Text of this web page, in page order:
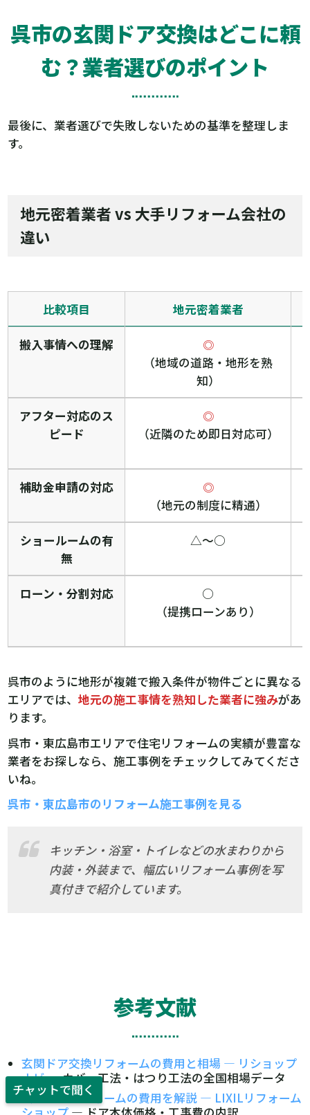
呉市の玄関ドア交換はどこに頼
む？業者選びのポイント
最後に、業者選びで失敗しないための基準を整理しま
す。
地元密着業者 vs 大手リフォーム会社の
違い
比較項目 地元密着業者
搬入事情への理解
◎
（地域の道路・地形を熟
知）
アフター対応のス
ピード
◎
（近隣のため即日対応可）
補助金申請の対応
◎
（地元の制度に精通）
ショールームの有
無
△〜○
ローン・分割対応
○
（提携ローンあり）
呉市のように地形が複雑で搬入条件が物件ごとに異なる
エリアでは、地元の施工事情を熟知した業者に強みがあ
ります。
呉市・東広島市エリアで住宅リフォームの実績が豊富な
業者をお探しなら、施工事例をチェックしてみてくださ
いね。
呉市・東広島市のリフォーム施工事例を見る
キッチン・浴室・トイレなどの水まわりから
内装・外装まで、幅広いリフォーム事例を写
真付きで紹介しています。
参考文献
玄関ドア交換リフォームの費用と相場 — リショップ
ナビ— カバー工法・はつり工法の全国相場データ
玄関ドアリフォームの費用を解説 — LIXILリフォーム
チャットで聞く